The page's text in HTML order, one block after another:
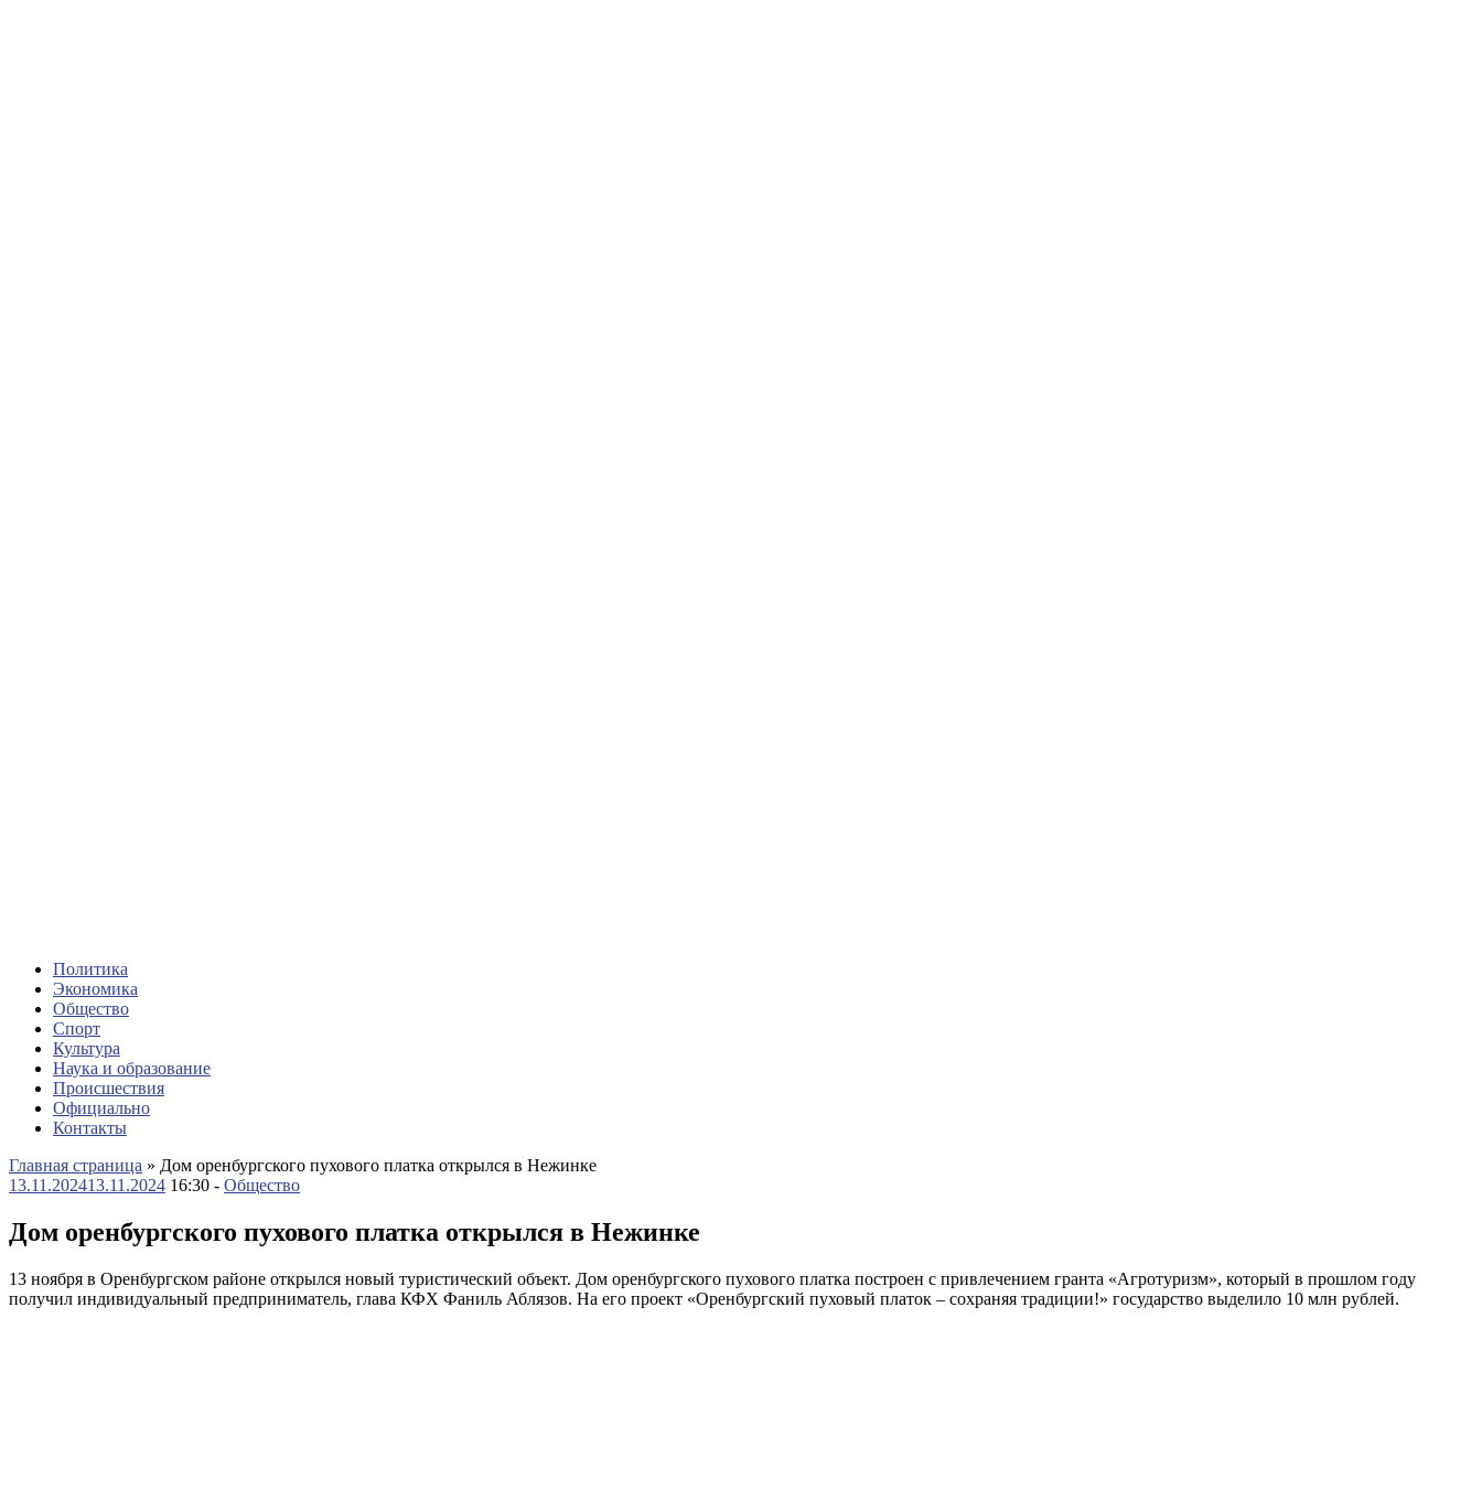
Политика
Экономика
Общество
Спорт
Культура
Наука и образование
Происшествия
Официально
Контакты
Главная страница » Дом оренбургского пухового платка открылся в Нежинке
13.11.202413.11.2024 16:30 - Общество
Дом оренбургского пухового платка открылся в Нежинке
13 ноября в Оренбургском районе открылся новый туристический объект. Дом оренбургского пухового платка построен с привлечением гранта «Агротуризм», который в прошлом году
получил индивидуальный предприниматель, глава КФХ Фаниль Аблязов. На его проект «Оренбургский пуховый платок – сохраняя традиции!» государство выделило 10 млн рублей.